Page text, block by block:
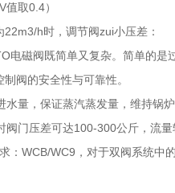
取0.4）
h时，调节阀zui小压差：
磁阀既简单又复杂。简单的是
阀的安全性与可靠性。
量，保证蒸汽蒸发量，维持锅
门压差可达100-300公斤，流量
WCB/WC9，对于双阀系统中